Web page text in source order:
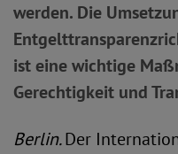
werden. Die
ist eine wichtige
Gerechtigkeit und
Berlin.Der